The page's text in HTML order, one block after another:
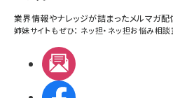
業界情報やナレッジが詰まったメルマガ配
姉妹サイトもぜひ： ネッ担・ ネッ担お悩み相談